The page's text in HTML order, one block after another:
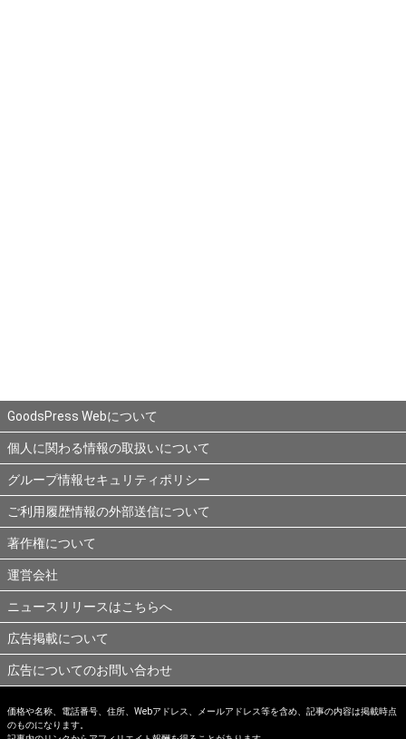
GoodsPress Webについて
個人に関わる情報の取扱いについて
グループ情報セキュリティポリシー
ご利用履歴情報の外部送信について
著作権について
運営会社
ニュースリリースはこちらへ
広告掲載について
広告についてのお問い合わせ
価格や名称、電話番号、住所、Webアドレス、メールアドレス等を含め、記事の内容は掲載時点
のものになります。